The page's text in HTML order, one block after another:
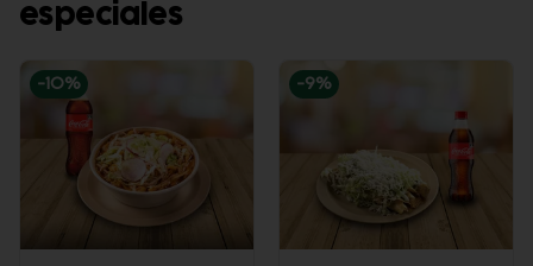
especiales
-10% -9%